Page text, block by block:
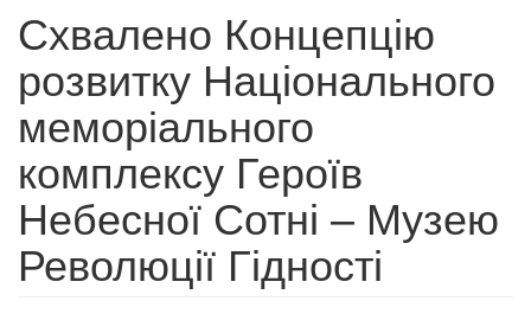
Схвалено Концепцію
розвитку Національного
меморіального
комплексу Героїв
Небесної Сотні – Музею
Революції Гідності